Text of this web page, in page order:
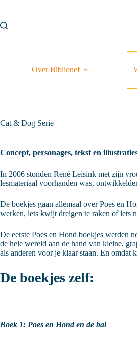
de
inhoud
Over Biblionef
Cat & Dog Serie
Concept, personages, tekst en
In 2006 stonden René Leisink met zijn
lesmateriaal voorhanden was,
De boekjes gaan allemaal over Poes en
werken, iets kwijt dreigen te raken of iets
De eerste Poes en Hond boekjes werden
de hele wereld aan de hand van kleine,
als anderen voor je klaar staan. En
De boekjes zelf:
Boek 1: Poes en Hond en de bal